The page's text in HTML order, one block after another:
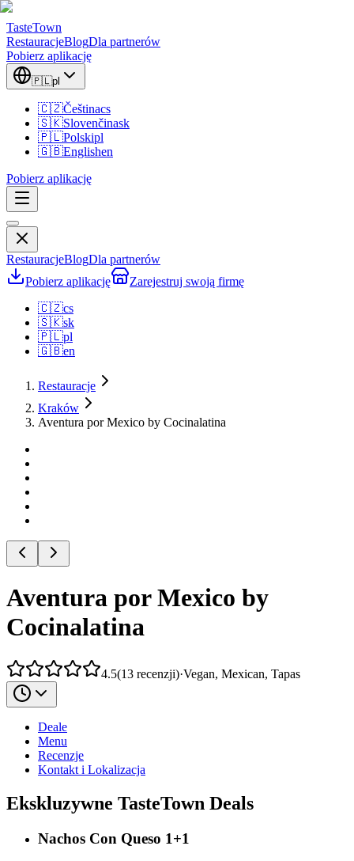
TasteTown
RestauracjeBlogDla partnerów
Pobierz aplikację
🇵🇱pl
🇨🇿Češtinacs
🇸🇰Slovenčinask
🇵🇱Polskipl
🇬🇧Englishen
Pobierz aplikację
RestauracjeBlogDla partnerów
Pobierz aplikację
Zarejestruj swoją firmę
🇨🇿cs
🇸🇰sk
🇵🇱pl
🇬🇧en
Restauracje
Kraków
Aventura por Mexico by Cocinalatina
Aventura por Mexico by
Cocinalatina
4.5(13 recenzji)·Vegan, Mexican, Tapas
Deale
Menu
Recenzje
Kontakt i Lokalizacja
Ekskluzywne TasteTown Deals
Nachos Con Queso 1+1